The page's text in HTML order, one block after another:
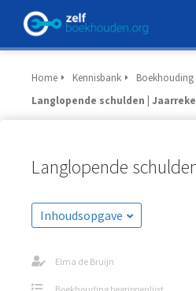
Home Kennisbank
Langlopende schulden |
Langlopende
Inhoudsopgave
Elma de Bruijn